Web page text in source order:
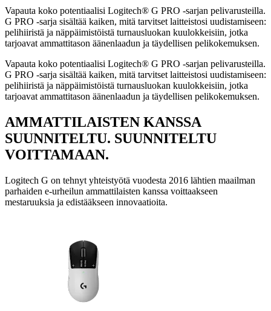
Vapauta koko potentiaalisi Logitech® G PRO -sarjan pelivarusteilla.
G PRO -sarja sisältää kaiken, mitä tarvitset laitteistosi uudistamiseen:
pelihiiristä ja näppäimistöistä turnausluokan kuulokkeisiin, jotka
tarjoavat ammattitason äänenlaadun ja täydellisen pelikokemuksen.
Vapauta koko potentiaalisi Logitech® G PRO -sarjan pelivarusteilla.
G PRO -sarja sisältää kaiken, mitä tarvitset laitteistosi uudistamiseen:
pelihiiristä ja näppäimistöistä turnausluokan kuulokkeisiin, jotka
tarjoavat ammattitason äänenlaadun ja täydellisen pelikokemuksen.
AMMATTILAISTEN KANSSA
SUUNNITELTU. SUUNNITELTU
VOITTAMAAN.
Logitech G on tehnyt yhteistyötä vuodesta 2016 lähtien maailman
parhaiden e-urheilun ammattilaisten kanssa voittaakseen
mestaruuksia ja edistääkseen innovaatioita.